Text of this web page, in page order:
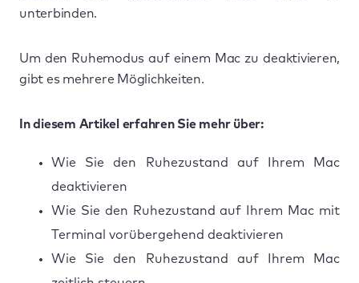
unterbinden.
Um den Ruhemodus auf einem Mac zu deaktivieren,
gibt es mehrere Möglichkeiten.
In diesem Artikel erfahren Sie mehr über:
Wie Sie den Ruhezustand auf Ihrem Mac
deaktivieren
Wie Sie den Ruhezustand auf Ihrem Mac mit
Terminal vorübergehend deaktivieren
Wie Sie den Ruhezustand auf Ihrem Mac